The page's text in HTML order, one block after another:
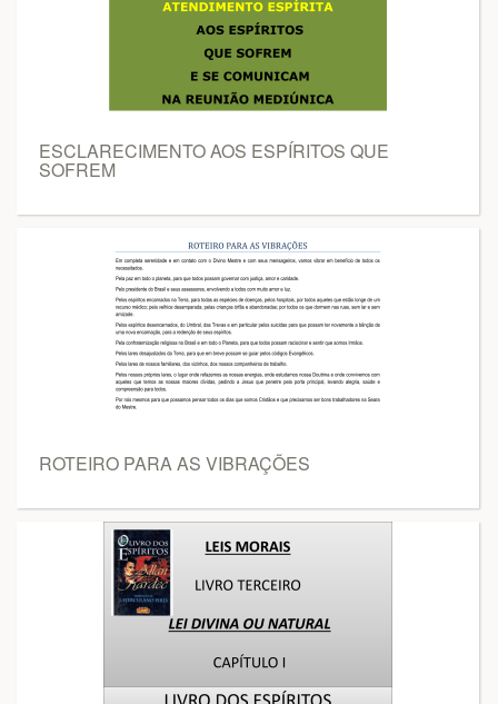
ESCLARECIMENTO AOS ESPÍRITOS QUE
SOFREM
ROTEIRO PARA AS VIBRAÇÕES